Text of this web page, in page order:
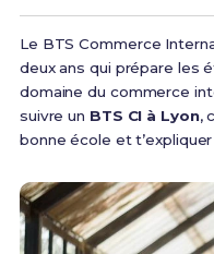
Le BTS Commerce
deux ans qui prépare les
domaine du commerce
suivre un BTS CI à Lyon,
bonne école et